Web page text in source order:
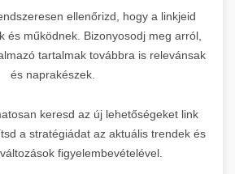
ellenőrizd, hogy a linkjeid
és működnek. Bizonyosodj meg arról,
tartalmak továbbra is relevánsak
és naprakészek.
keresd az új lehetőségeket link
a stratégiádat az aktuális trendek és
figyelembevételével.